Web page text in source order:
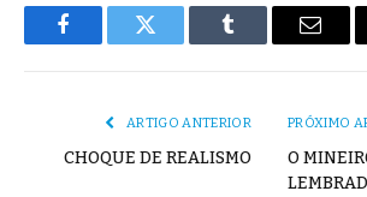
FacebookTwitter Tumblr
E-
ARTIGO ANTERIOR
CHOQUE DE REALISMO
PRÓXIMO
O